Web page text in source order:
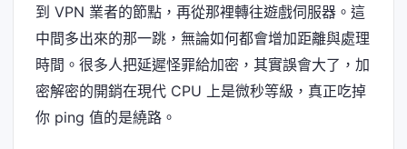
到 VPN 業者的節點，再從那裡轉往遊戲伺服器。這
中間多出來的那一跳，無論如何都會增加距離與處理
時間。很多人把延遲怪罪給加密，其實誤會大了，加
密解密的開銷在現代 CPU 上是微秒等級，真正吃掉
你 ping 值的是繞路。